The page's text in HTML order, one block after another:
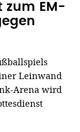
zum EM-
Leinwand
Arena wird